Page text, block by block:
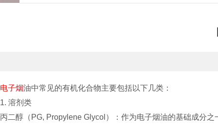
电子烟油中常见的有机化合物主要包括以下几类：
1. 溶剂类
丙二醇（PG, Propylene Glycol）：作为电子烟油的基础成分